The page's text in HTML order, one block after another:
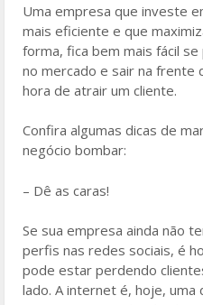
Uma empresa que investe
mais eficiente e que
forma, fica bem mais fácil
no mercado e sair na frente
hora de atrair um cliente.
Confira algumas dicas de
negócio bombar:
– Dê as caras!
Se sua empresa ainda não
perfis nas redes sociais, é
pode estar perdendo
lado. A internet é, hoje,